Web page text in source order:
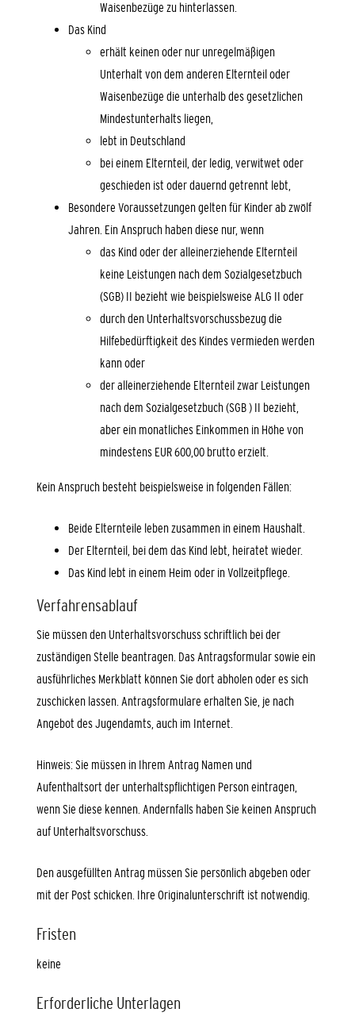
Waisenbezüge zu hinterlassen.
Das Kind
erhält keinen oder nur unregelmäßigen
Unterhalt von dem anderen Elternteil oder
Waisenbezüge die unterhalb des gesetzlichen
Mindestunterhalts liegen,
lebt in Deutschland
bei einem Elternteil, der ledig, verwitwet oder
geschieden ist oder dauernd getrennt lebt,
Besondere Voraussetzungen gelten für Kinder ab zwölf
Jahren. Ein Anspruch haben diese nur, wenn
das Kind oder der alleinerziehende Elternteil
keine Leistungen nach dem Sozialgesetzbuch
(SGB) II bezieht wie beispielsweise ALG II oder
durch den Unterhaltsvorschussbezug die
Hilfebedürftigkeit des Kindes vermieden werden
kann oder
der alleinerziehende Elternteil zwar Leistungen
nach dem Sozialgesetzbuch (SGB ) II bezieht,
aber ein monatliches Einkommen in Höhe von
mindestens EUR 600,00 brutto erzielt.
Kein Anspruch besteht beispielsweise in folgenden Fällen:
Beide Elternteile leben zusammen in einem Haushalt.
Der Elternteil, bei dem das Kind lebt, heiratet wieder.
Das Kind lebt in einem Heim oder in Vollzeitpflege.
Verfahrensablauf
Sie müssen den Unterhaltsvorschuss schriftlich bei der
zuständigen Stelle beantragen. Das Antragsformular sowie ein
ausführliches Merkblatt können Sie dort abholen oder es sich
zuschicken lassen. Antragsformulare erhalten Sie, je nach
Angebot des Jugendamts, auch im Internet.
Hinweis: Sie müssen in Ihrem Antrag Namen und
Aufenthaltsort der unterhaltspflichtigen Person eintragen,
wenn Sie diese kennen. Andernfalls haben Sie keinen Anspruch
auf Unterhaltsvorschuss.
Den ausgefüllten Antrag müssen Sie persönlich abgeben oder
mit der Post schicken. Ihre Originalunterschrift ist notwendig.
Fristen
keine
Erforderliche Unterlagen